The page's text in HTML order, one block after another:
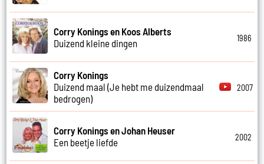
Corry Konings en Koos Alberts
Duizend kleine dingen
1986
Corry Konings
Duizend maal (Je hebt me duizendmaal
bedrogen)
2007
Corry Konings en Johan Heuser
Een beetje liefde
2002